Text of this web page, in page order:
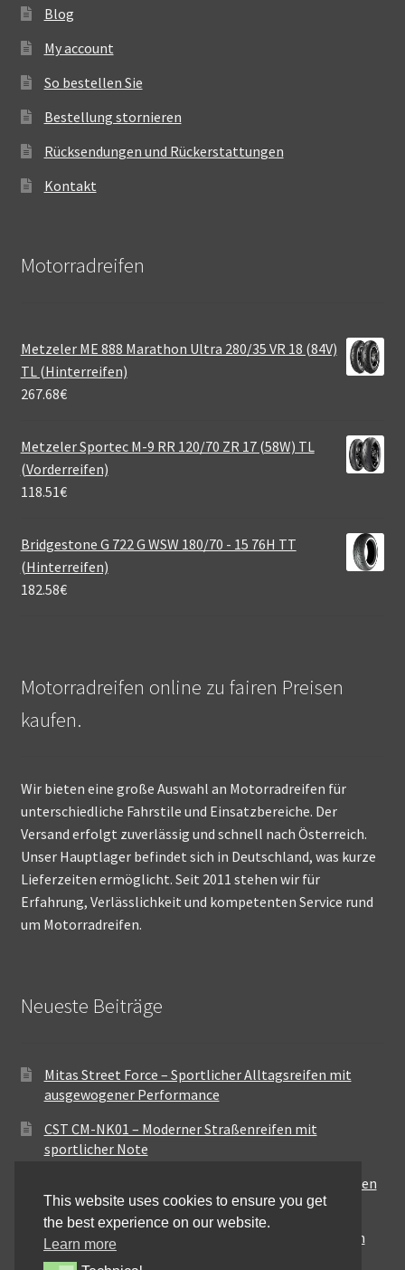
Blog
My account
So bestellen Sie
Bestellung stornieren
Rücksendungen und Rückerstattungen
Kontakt
Motorradreifen
Metzeler ME 888 Marathon Ultra 280/35 VR 18 (84V)
TL (Hinterreifen)
267.68€
Metzeler Sportec M-9 RR 120/70 ZR 17 (58W) TL
(Vorderreifen)
118.51€
Bridgestone G 722 G WSW 180/70 - 15 76H TT
(Hinterreifen)
182.58€
Motorradreifen online zu fairen Preisen
kaufen.
Wir bieten eine große Auswahl an Motorradreifen für
unterschiedliche Fahrstile und Einsatzbereiche. Der
Versand erfolgt zuverlässig und schnell nach Österreich.
Unser Hauptlager befindet sich in Deutschland, was kurze
Lieferzeiten ermöglicht. Seit 2011 stehen wir für
Erfahrung, Verlässlichkeit und kompetenten Service rund
um Motorradreifen.
Neueste Beiträge
Mitas Street Force – Sportlicher Alltagsreifen mit
ausgewogener Performance
CST CM-NK01 – Moderner Straßenreifen mit
sportlicher Note
Maxxis MA-ST3 – Ausgewogener Sport-Touring-Reifen
für vielseitige Einsätze
Pirelli City Demon – Zuverlässigkeit für den urbanen
Alltag
This website uses cookies to ensure you get
the best experience on our website.
Learn more